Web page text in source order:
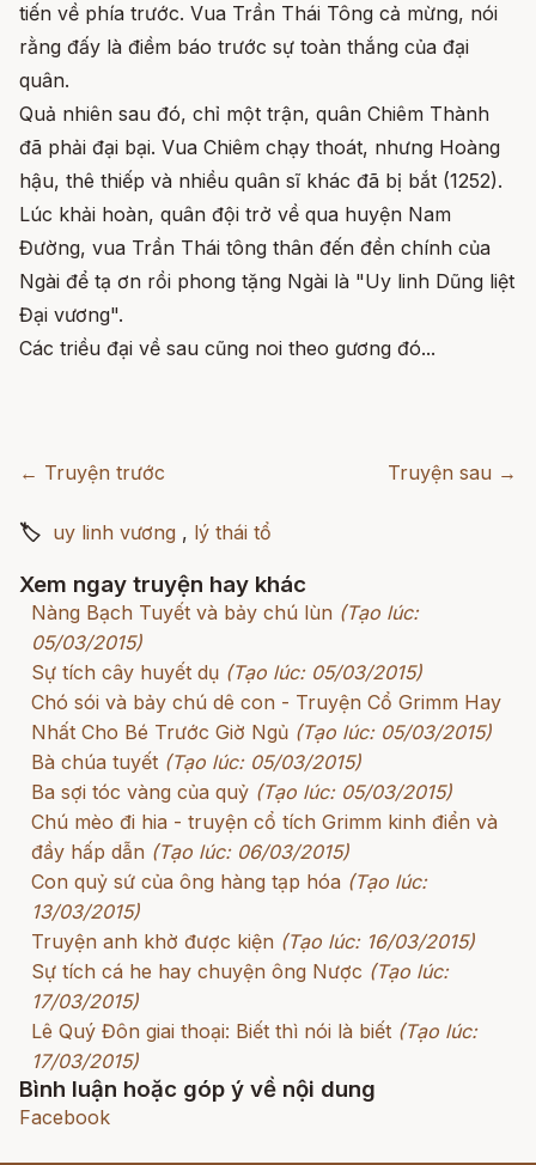
tiến về phía trước. Vua Trần Thái Tông cả mừng, nói
rằng đấy là điềm báo trước sự toàn thắng của đại
quân.
Quả nhiên sau đó, chỉ một trận, quân Chiêm Thành
đã phải đại bại. Vua Chiêm chạy thoát, nhưng Hoàng
hậu, thê thiếp và nhiều quân sĩ khác đã bị bắt (1252).
Lúc khải hoàn, quân đội trở về qua huyện Nam
Đường, vua Trần Thái tông thân đến đền chính của
Ngài để tạ ơn rồi phong tặng Ngài là "Uy linh Dũng liệt
Đại vương".
Các triều đại về sau cũng noi theo gương đó...
← Truyện trước Truyện sau →
🏷 uy linh vương , lý thái tổ
Xem ngay truyện hay khác
Nàng Bạch Tuyết và bảy chú lùn (Tạo lúc:
05/03/2015)
Sự tích cây huyết dụ (Tạo lúc: 05/03/2015)
Chó sói và bảy chú dê con - Truyện Cổ Grimm Hay
Nhất Cho Bé Trước Giờ Ngủ (Tạo lúc: 05/03/2015)
Bà chúa tuyết (Tạo lúc: 05/03/2015)
Ba sợi tóc vàng của quỷ (Tạo lúc: 05/03/2015)
Chú mèo đi hia - truyện cổ tích Grimm kinh điển và
đầy hấp dẫn (Tạo lúc: 06/03/2015)
Con quỷ sứ của ông hàng tạp hóa (Tạo lúc:
13/03/2015)
Truyện anh khờ được kiện (Tạo lúc: 16/03/2015)
Sự tích cá he hay chuyện ông Nược (Tạo lúc:
17/03/2015)
Lê Quý Đôn giai thoại: Biết thì nói là biết (Tạo lúc:
17/03/2015)
Bình luận hoặc góp ý về nội dung
Facebook